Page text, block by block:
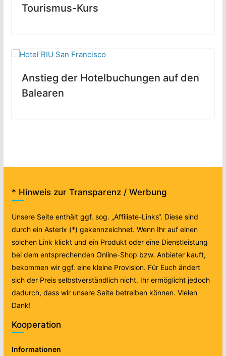
Tourismus-Kurs
Anstieg der Hotelbuchungen auf den
Balearen
* Hinweis zur Transparenz / Werbung
Unsere Seite enthält ggf. sog. „Affiliate-Links“. Diese sind
durch ein Asterix (*) gekennzeichnet. Wenn Ihr auf einen
solchen Link klickt und ein Produkt oder eine Dienstleistung
bei dem entsprechenden Online-Shop bzw. Anbieter kauft,
bekommen wir ggf. eine kleine Provision. Für Euch ändert
sich der Preis selbstverständlich nicht. Ihr ermöglicht jedoch
dadurch, dass wir unsere Seite betreiben können. Vielen
Dank!
Kooperation
Informationen